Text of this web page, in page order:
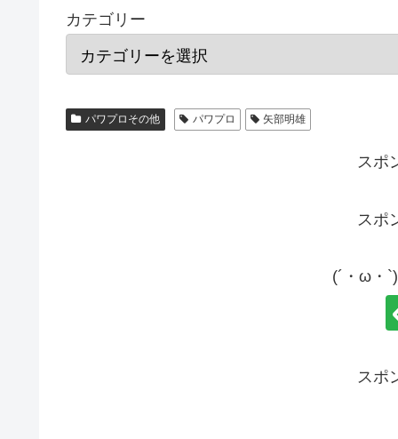
カテゴリー
パワプロその他 パワプロ 矢部明雄
スポ
スポ
(´・ω・
スポ